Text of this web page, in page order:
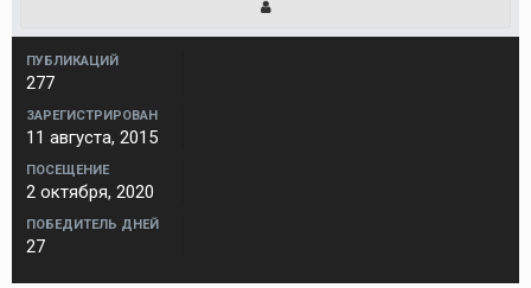
ПУБЛИКАЦИЙ
277
ЗАРЕГИСТРИРОВАН
11 августа, 2015
ПОСЕЩЕНИЕ
2 октября, 2020
ПОБЕДИТЕЛЬ ДНЕЙ
27